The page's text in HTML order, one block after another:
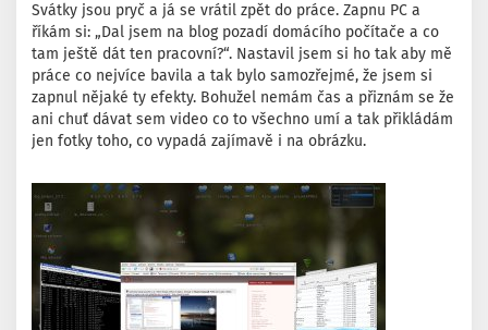
Svátky jsou pryč a já se vrátil zpět do práce. Zapnu PC a
říkám si: „Dal jsem na blog pozadí domácího počítače a co
tam ještě dát ten pracovní?“. Nastavil jsem si ho tak aby mě
práce co nejvíce bavila a tak bylo samozřejmé, že jsem si
zapnul nějaké ty efekty. Bohužel nemám čas a přiznám se že
ani chuť dávat sem video co to všechno umí a tak přikládám
jen fotky toho, co vypadá zajímavě i na obrázku.